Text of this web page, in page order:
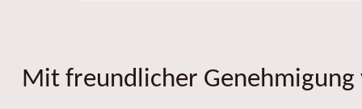
Mit freundlicher